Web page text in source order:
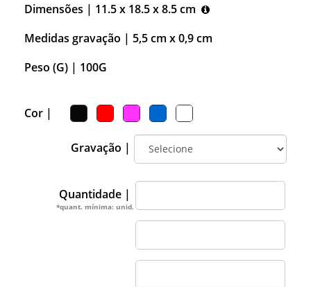
Dimensões | 11.5 x 18.5 x 8.5 cm
Medidas gravação | 5,5 cm x 0,9 cm
Peso (G) | 100G
Cor |
Gravação |
Quantidade |
*quant. mínima: unid.